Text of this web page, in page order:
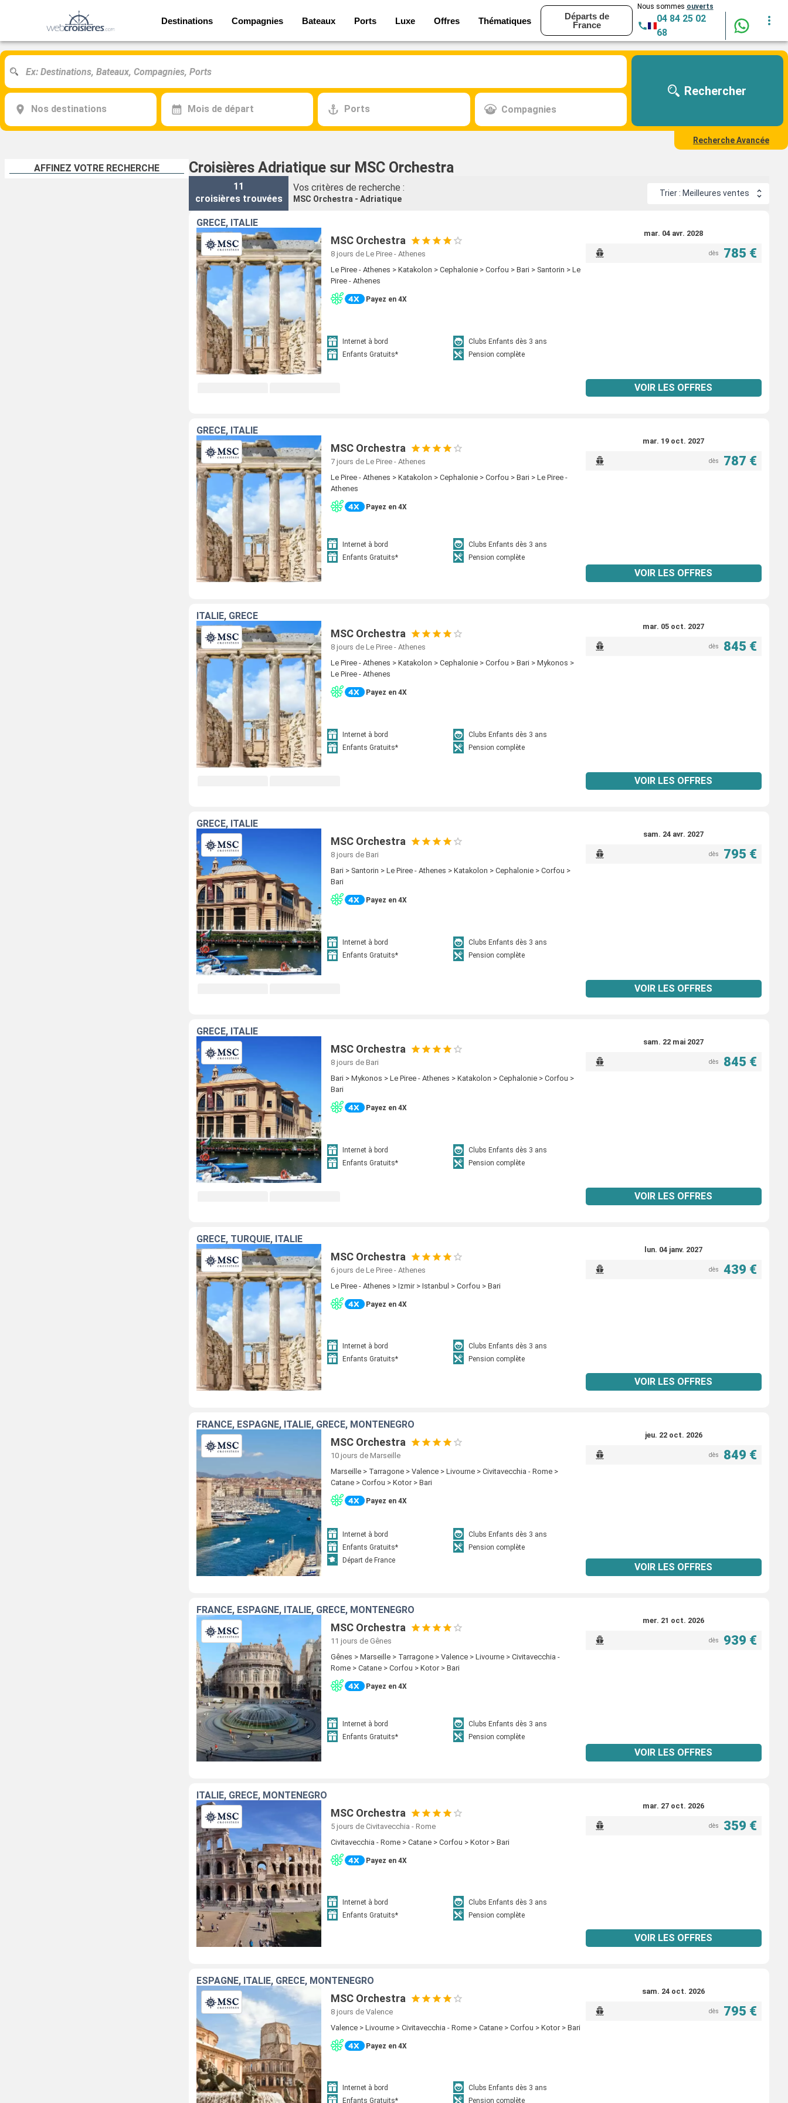
Destinations Compagnies Bateaux Ports Luxe Offres Thématiques
Départs de
France
Nous sommes ouverts
04 84 25 02
68
Nos destinations Mois de départ Ports Compagnies
Rechercher
Recherche Avancée
AFFINEZ VOTRE RECHERCHE Croisières Adriatique sur MSC Orchestra
11
croisières trouvées
Vos critères de recherche :
MSC Orchestra - Adriatique
Trier : Meilleures ventes
GRÈCE, ITALIE
MSC Orchestra
8 jours de Le Piree - Athenes
Le Piree - Athenes > Katakolon > Cephalonie > Corfou > Bari > Santorin > Le
Piree - Athenes
Payez en 4X
Internet à bord
Clubs Enfants dès 3 ans
Enfants Gratuits*
Pension complète
mar. 04 avr. 2028
dès 785 €
VOIR LES OFFRES
GRÈCE, ITALIE
MSC Orchestra
7 jours de Le Piree - Athenes
Le Piree - Athenes > Katakolon > Cephalonie > Corfou > Bari > Le Piree -
Athenes
Payez en 4X
Internet à bord
Clubs Enfants dès 3 ans
Enfants Gratuits*
Pension complète
mar. 19 oct. 2027
dès 787 €
VOIR LES OFFRES
ITALIE, GRÈCE
MSC Orchestra
8 jours de Le Piree - Athenes
Le Piree - Athenes > Katakolon > Cephalonie > Corfou > Bari > Mykonos >
Le Piree - Athenes
Payez en 4X
Internet à bord
Clubs Enfants dès 3 ans
Enfants Gratuits*
Pension complète
mar. 05 oct. 2027
dès 845 €
VOIR LES OFFRES
GRÈCE, ITALIE
MSC Orchestra
8 jours de Bari
Bari > Santorin > Le Piree - Athenes > Katakolon > Cephalonie > Corfou >
Bari
Payez en 4X
Internet à bord
Clubs Enfants dès 3 ans
Enfants Gratuits*
Pension complète
sam. 24 avr. 2027
dès 795 €
VOIR LES OFFRES
GRÈCE, ITALIE
MSC Orchestra
8 jours de Bari
Bari > Mykonos > Le Piree - Athenes > Katakolon > Cephalonie > Corfou >
Bari
Payez en 4X
Internet à bord
Clubs Enfants dès 3 ans
Enfants Gratuits*
Pension complète
sam. 22 mai 2027
dès 845 €
VOIR LES OFFRES
GRÈCE, TURQUIE, ITALIE
MSC Orchestra
6 jours de Le Piree - Athenes
Le Piree - Athenes > Izmir > Istanbul > Corfou > Bari
Payez en 4X
Internet à bord
Clubs Enfants dès 3 ans
Enfants Gratuits*
Pension complète
lun. 04 janv. 2027
dès 439 €
VOIR LES OFFRES
FRANCE, ESPAGNE, ITALIE, GRÈCE, MONTÉNÉGRO
MSC Orchestra
10 jours de Marseille
Marseille > Tarragone > Valence > Livourne > Civitavecchia - Rome >
Catane > Corfou > Kotor > Bari
Payez en 4X
Internet à bord
Clubs Enfants dès 3 ans
Enfants Gratuits*
Pension complète
Départ de France
jeu. 22 oct. 2026
dès 849 €
VOIR LES OFFRES
FRANCE, ESPAGNE, ITALIE, GRÈCE, MONTÉNÉGRO
MSC Orchestra
11 jours de Gênes
Gênes > Marseille > Tarragone > Valence > Livourne > Civitavecchia -
Rome > Catane > Corfou > Kotor > Bari
Payez en 4X
Internet à bord
Clubs Enfants dès 3 ans
Enfants Gratuits*
Pension complète
mer. 21 oct. 2026
dès 939 €
VOIR LES OFFRES
ITALIE, GRÈCE, MONTÉNÉGRO
MSC Orchestra
5 jours de Civitavecchia - Rome
Civitavecchia - Rome > Catane > Corfou > Kotor > Bari
Payez en 4X
Internet à bord
Clubs Enfants dès 3 ans
Enfants Gratuits*
Pension complète
mar. 27 oct. 2026
dès 359 €
VOIR LES OFFRES
ESPAGNE, ITALIE, GRÈCE, MONTÉNÉGRO
MSC Orchestra
8 jours de Valence
Valence > Livourne > Civitavecchia - Rome > Catane > Corfou > Kotor > Bari
Payez en 4X
Internet à bord
Clubs Enfants dès 3 ans
Enfants Gratuits*
Pension complète
sam. 24 oct. 2026
dès 795 €